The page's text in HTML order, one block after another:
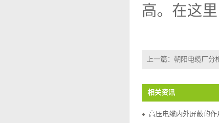
高。在这
上一篇： 朝阳电缆厂分
相关资讯
高压电缆内外屏蔽的作